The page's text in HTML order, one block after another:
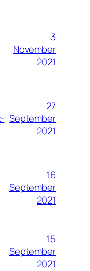
3
November
2021
27
September
2021
16
September
2021
15
September
2021